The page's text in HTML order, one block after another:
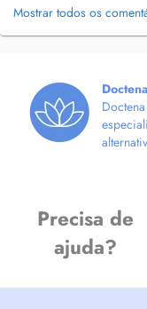
Immune Defense and
Energy restore (option
Detox (cellular cleanse
Vitamin C
Glutathion Radiance
Weight loss Support
Mostrar todos os
Precisa de
ajuda?